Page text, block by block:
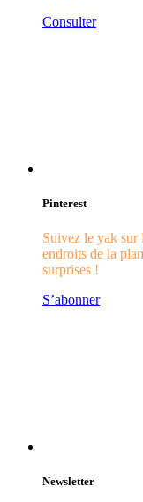
Consulter
Pinterest
Suivez le yak sur
endroits de la
surprises !
S’abonner
Newsletter